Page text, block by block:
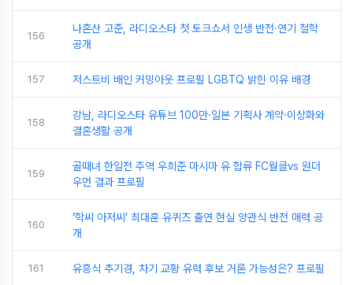
156
나혼산 고준, 라디오스타 첫 토크쇼서 인생 반전·연기 철학
공개
157 저스트비 배인 커밍아웃 프로필 LGBTQ 밝힌 이유 배경
158
강남, 라디오스타 유튜브 100만·일본 기획사 계약·이상화와
결혼생활 공개
159
골때녀 한일전 주역 우희준 마시마 유 합류 FC월클vs 원더
우먼 결과 프로필
160
‘학씨 아저씨’ 최대훈 유퀴즈 출연 현실 양관식 반전 매력 공
개
161 유흥식 추기경, 차기 교황 유력 후보 거론 가능성은? 프로필